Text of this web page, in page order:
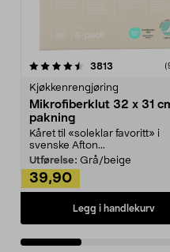
3813 anmeldelser
Kjøkkenrengjøring
Mikrofiberklut 32 x 31
pakning
Kåret til «soleklar favoritt» i
svenske Afton...
Utførelse: Grå/beige
39,90
Legg i handlekurv
4.5av 5 stjerner